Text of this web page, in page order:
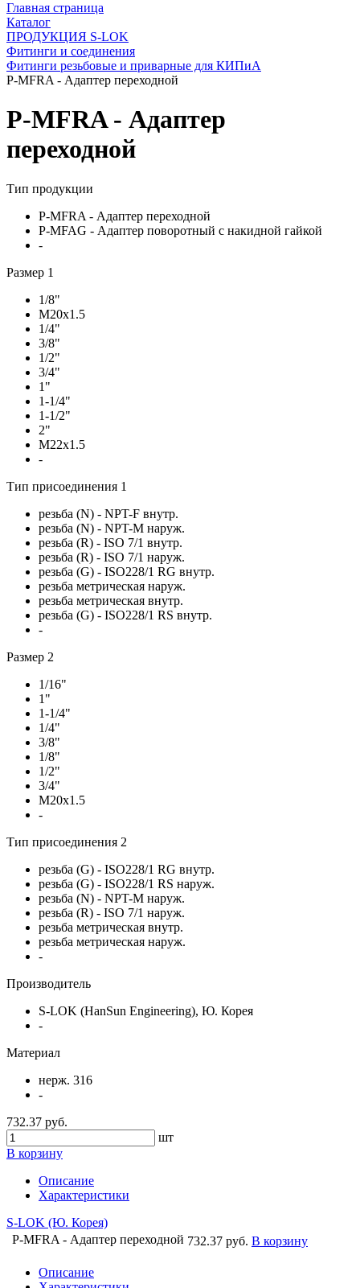
Главная страница
Каталог
ПРОДУКЦИЯ S-LOK
Фитинги и соединения
Фитинги резьбовые и приварные для КИПиА
P-MFRA - Адаптер переходной
P-MFRA - Адаптер
переходной
Тип продукции
P-MFRA - Адаптер переходной
P-MFAG - Адаптер поворотный с накидной гайкой
-
Размер 1
1/8"
M20x1.5
1/4"
3/8"
1/2"
3/4"
1"
1-1/4"
1-1/2"
2"
M22x1.5
-
Тип присоединения 1
резьба (N) - NPT-F внутр.
резьба (N) - NPT-M наруж.
резьба (R) - ISO 7/1 внутр.
резьба (R) - ISO 7/1 наруж.
резьба (G) - ISO228/1 RG внутр.
резьба метрическая наруж.
резьба метрическая внутр.
резьба (G) - ISO228/1 RS внутр.
-
Размер 2
1/16"
1"
1-1/4"
1/4"
3/8"
1/8"
1/2"
3/4"
M20x1.5
-
Тип присоединения 2
резьба (G) - ISO228/1 RG внутр.
резьба (G) - ISO228/1 RS наруж.
резьба (N) - NPT-M наруж.
резьба (R) - ISO 7/1 наруж.
резьба метрическая внутр.
резьба метрическая наруж.
-
Производитель
S-LOK (HanSun Engineering), Ю. Корея
-
Материал
нерж. 316
-
732.37 руб.
шт
В корзину
Описание
Характеристики
S-LOK (Ю. Корея)
P-MFRA - Адаптер переходной 732.37 руб. В корзину
Описание